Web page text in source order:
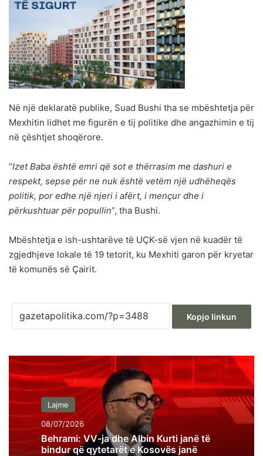
Në një deklaratë publike, Suad Bushi tha se mbështetja për
Mexhitin lidhet me figurën e tij politike dhe angazhimin e tij
në çështjet shoqërore.
“Izet Baba është emri që sot e thërrasim me dashuri e
respekt, sepse për ne nuk është vetëm një udhëheqës
politik, por edhe një njeri i afërt, i mençur dhe i
përkushtuar për popullin”, tha Bushi.
Mbështetja e ish-ushtarëve të UÇK-së vjen në kuadër të
zgjedhjeve lokale të 19 tetorit, ku Mexhiti garon për kryetar
të komunës së Çairit.
Kopjo linkun
Lajme
08/07/2026
Behrami: VV-ja dhe Albin Kurti janë të
bindur që qytetarët e Kosovës janë